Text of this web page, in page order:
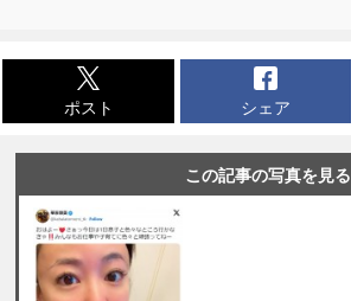
ポスト シェア
この記事の写真を見る